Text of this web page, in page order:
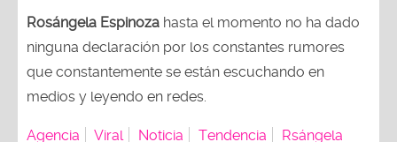
Rosángela Espinoza hasta el momento no ha dado
ninguna declaración por los constantes rumores
que constantemente se están escuchando en
medios y leyendo en redes.
Agencia Viral Noticia Tendencia
Rsángela